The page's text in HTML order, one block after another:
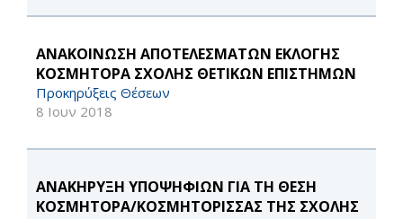
ΑΝΑΚΟΙΝΩΣΗ ΑΠΟΤΕΛΕΣΜΑΤΩΝ ΕΚΛΟΓΗΣ
ΚΟΣΜΗΤΟΡΑ ΣΧΟΛΗΣ ΘΕΤΙΚΩΝ ΕΠΙΣΤΗΜΩΝ
Προκηρύξεις Θέσεων
8 Ιουν 2018
ΑΝΑΚΗΡΥΞΗ ΥΠΟΨΗΦΙΩΝ ΓΙΑ ΤΗ ΘΕΣΗ
ΚΟΣΜΗΤΟΡΑ/ΚΟΣΜΗΤΟΡΙΣΣΑΣ ΤΗΣ ΣΧΟΛΗΣ